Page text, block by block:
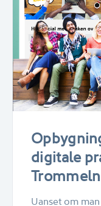
digitale
Uanset om